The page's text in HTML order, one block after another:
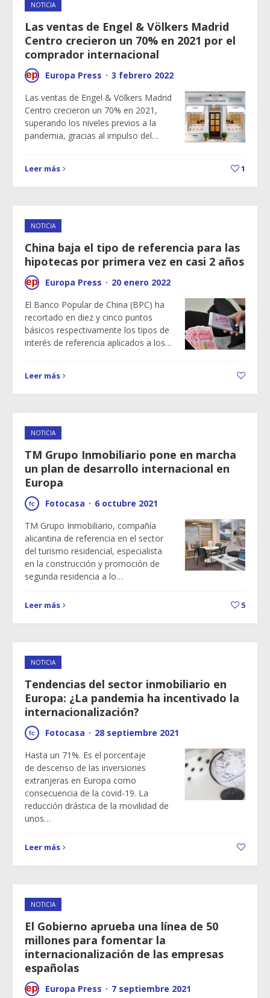
NOTICIA
Las ventas de Engel & Völkers Madrid
Centro crecieron un 70% en 2021 por el
comprador internacional
Europa Press · 3 febrero 2022
Las ventas de Engel & Völkers Madrid
Centro crecieron un 70% en 2021,
superando los niveles previos a la
pandemia, gracias al impulso del…
Leer más 1
NOTICIA
China baja el tipo de referencia para las
hipotecas por primera vez en casi 2 años
Europa Press · 20 enero 2022
El Banco Popular de China (BPC) ha
recortado en diez y cinco puntos
básicos respectivamente los tipos de
interés de referencia aplicados a los…
Leer más
NOTICIA
TM Grupo Inmobiliario pone en marcha
un plan de desarrollo internacional en
Europa
Fotocasa · 6 octubre 2021
TM Grupo Inmobiliario, compañía
alicantina de referencia en el sector
del turismo residencial, especialista
en la construcción y promoción de
segunda residencia a lo…
Leer más 5
NOTICIA
Tendencias del sector inmobiliario en
Europa: ¿La pandemia ha incentivado la
internacionalización?
Fotocasa · 28 septiembre 2021
Hasta un 71%. Es el porcentaje
de descenso de las inversiones
extranjeras en Europa como
consecuencia de la covid-19. La
reducción drástica de la movilidad de
unos…
Leer más
NOTICIA
El Gobierno aprueba una línea de 50
millones para fomentar la
internacionalización de las empresas
españolas
Europa Press · 7 septiembre 2021